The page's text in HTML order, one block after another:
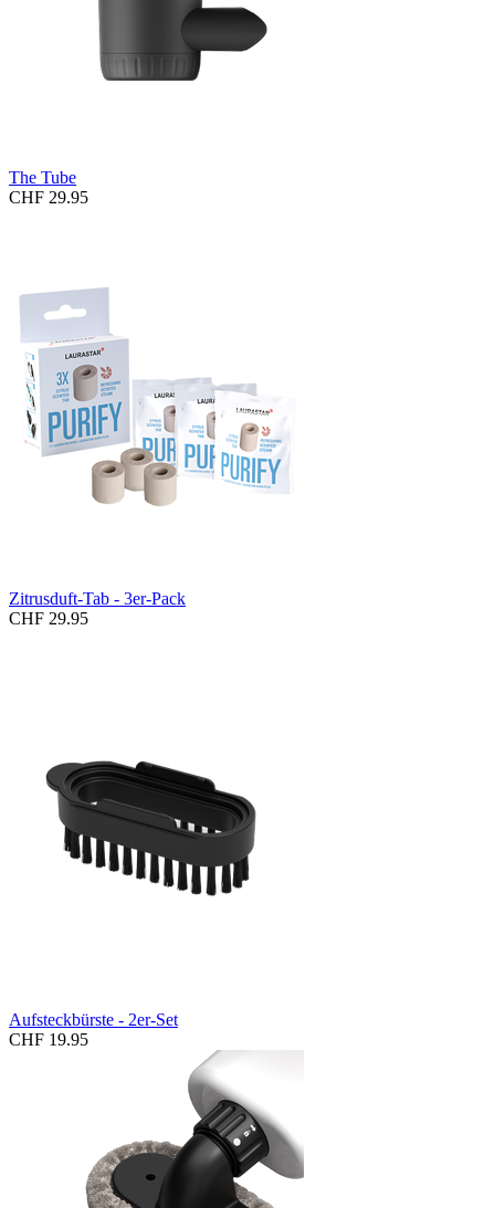
The Tube
CHF 29.95
Zitrusduft-Tab - 3er-Pack
CHF 29.95
Aufsteckbürste - 2er-Set
CHF 19.95